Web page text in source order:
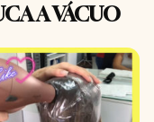
A VÁCUO